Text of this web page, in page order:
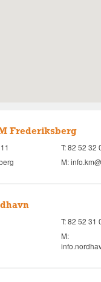
Frederiksberg
T:82 52 32
M:
T:82 52 31
M: